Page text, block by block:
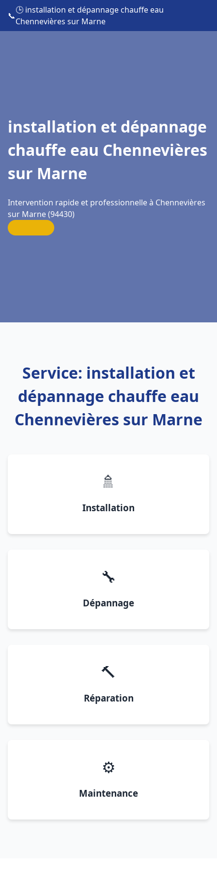
📞
🕒 installation et dépannage chauffe eau
Chennevières sur Marne
installation et dépannage
chauffe eau Chennevières
sur Marne
Intervention rapide et professionnelle à Chennevières
sur Marne (94430)
Service: installation et
dépannage chauffe eau
Chennevières sur Marne
🚿
Installation
🔧
Dépannage
🔨
Réparation
⚙️
Maintenance